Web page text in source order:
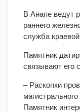
В Анапе ведут
раннего
служба
Памятник
связывают его
– Раскопки
Памятник